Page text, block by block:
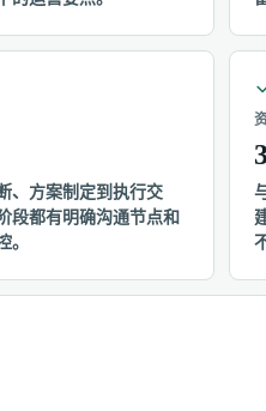
、方案制定到执行交
段都有明确沟通节点和
。